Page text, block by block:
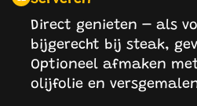
Direct genieten – als
bijgerecht bij steak,
Optioneel afmaken
olijfolie en